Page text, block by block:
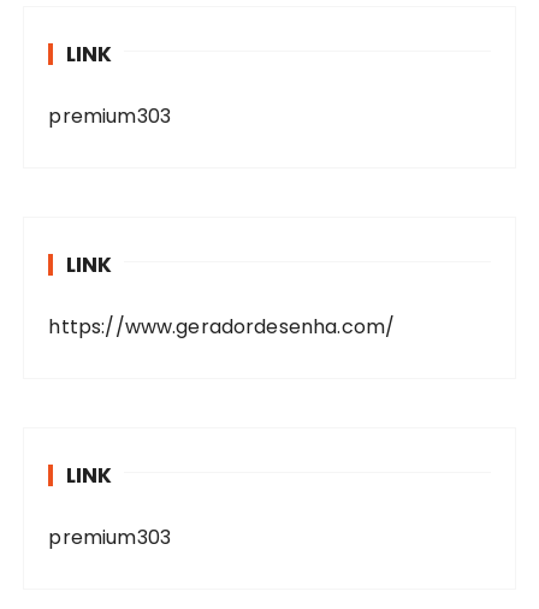
LINK
premium303
LINK
https://www.geradordesenha.com/
LINK
premium303